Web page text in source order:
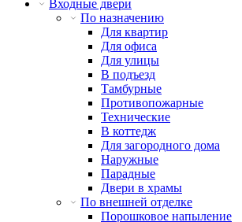
Входные двери
По назначению
Для квартир
Для офиса
Для улицы
В подъезд
Тамбурные
Противопожарные
Технические
В коттедж
Для загородного дома
Наружные
Парадные
Двери в храмы
По внешней отделке
Порошковое напыление